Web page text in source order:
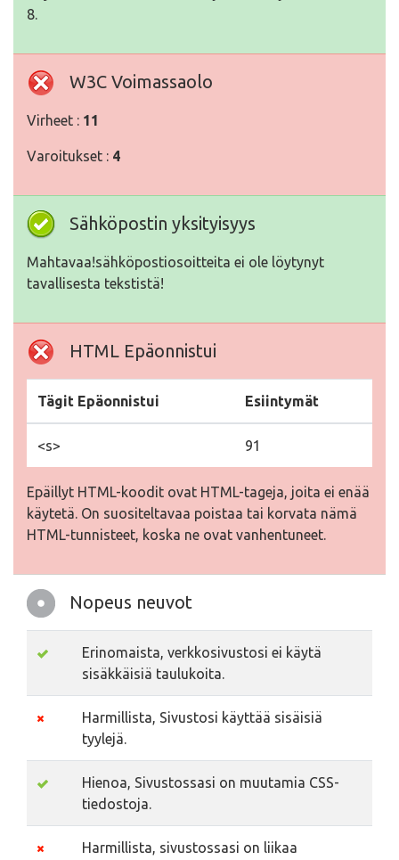
8.
W3C Voimassaolo
Virheet : 11
Varoitukset : 4
Sähköpostin yksityisyys
Mahtavaa!sähköpostiosoitteita ei ole löytynyt
tavallisesta tekstistä!
HTML Epäonnistui
Tägit Epäonnistui Esiintymät
<s> 91
Epäillyt HTML-koodit ovat HTML-tageja, joita ei enää
käytetä. On suositeltavaa poistaa tai korvata nämä
HTML-tunnisteet, koska ne ovat vanhentuneet.
Nopeus neuvot
Erinomaista, verkkosivustosi ei käytä
sisäkkäisiä taulukoita.
Harmillista, Sivustosi käyttää sisäisiä
tyylejä.
Hienoa, Sivustossasi on muutamia CSS-
tiedostoja.
Harmillista, sivustossasi on liikaa